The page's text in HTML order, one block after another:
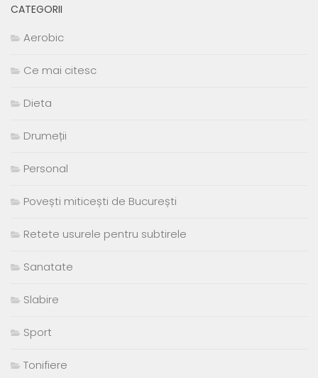
CATEGORII
Aerobic
Ce mai citesc
Dieta
Drumeții
Personal
Povești miticești de București
Retete usurele pentru subtirele
Sanatate
Slabire
Sport
Tonifiere